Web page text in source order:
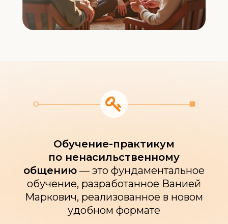
Обучение-практикум
по ненасильственному
общению — это фундаментальное
обучение, разработанное Ванией
Маркович, реализованное в новом
удобном формате